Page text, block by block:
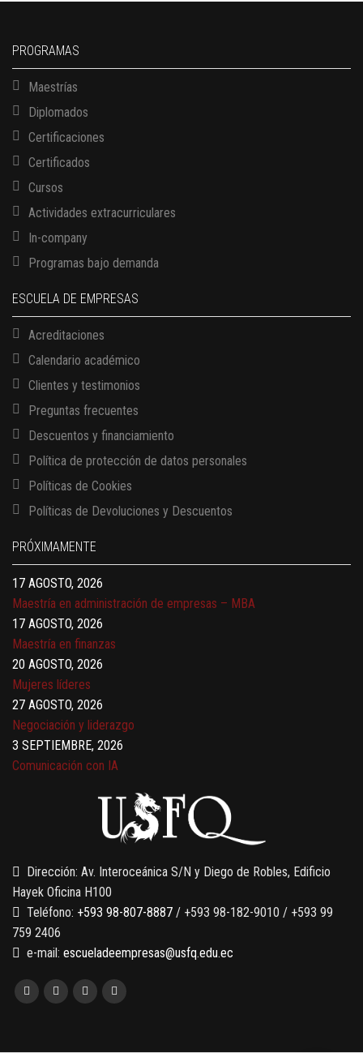
PROGRAMAS
Maestrías
Diplomados
Certificaciones
Certificados
Cursos
Actividades extracurriculares
In-company
Programas bajo demanda
ESCUELA DE EMPRESAS
Acreditaciones
Calendario académico
Clientes y testimonios
Preguntas frecuentes
Descuentos y financiamiento
Política de protección de datos personales
Políticas de Cookies
Políticas de Devoluciones y Descuentos
PRÓXIMAMENTE
Finanzas para no financieros
17 AGOSTO, 2026
17 AGOSTO, 2026
Maestría en administración de empresas – MBA
17 AGOSTO, 2026
Maestría en finanzas
20 AGOSTO, 2026
Mujeres líderes
27 AGOSTO, 2026
Negociación y liderazgo
3 SEPTIEMBRE, 2026
Comunicación con IA
Gobernanza de datos
Finanzas para no financieros
Dirección: Av. Interoceánica S/N y Diego de Robles, Edificio
Hayek Oficina H100
Teléfono: +593 98-807-8887 / +593 98-182-9010 / +593 99
759 2406
e-mail: escueladeempresas@usfq.edu.ec